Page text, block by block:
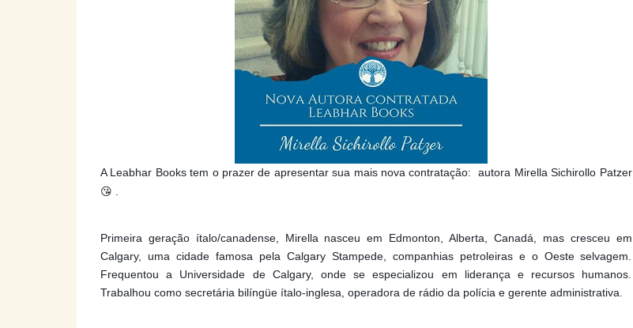
A Leabhar Books tem o prazer de apresentar sua mais nova contratação: autora Mirella Sichirollo Patzer
😘 .
Primeira geração ítalo/canadense, Mirella nasceu em Edmonton, Alberta, Canadá, mas cresceu em
Calgary, uma cidade famosa pela Calgary Stampede, companhias petroleiras e o Oeste selvagem.
Frequentou a Universidade de Calgary, onde se especializou em liderança e recursos humanos.
Trabalhou como secretária bilíngüe ítalo-inglesa, operadora de rádio da polícia e gerente administrativa.